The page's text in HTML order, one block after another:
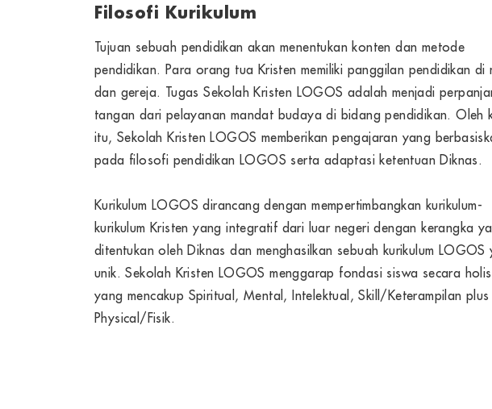
Filosofi Kurikulum
Tujuan sebuah pendidikan akan menentukan konten dan metode
pendidikan. Para orang tua Kristen memiliki panggilan pendidikan di
dan gereja. Tugas Sekolah Kristen LOGOS adalah menjadi
tangan dari pelayanan mandat budaya di bidang pendidikan. Oleh
itu, Sekolah Kristen LOGOS memberikan pengajaran yang
pada filosofi pendidikan LOGOS serta adaptasi ketentuan Diknas.
Kurikulum LOGOS dirancang dengan mempertimbangkan kurikulum-
kurikulum Kristen yang integratif dari luar negeri dengan kerangka
ditentukan oleh Diknas dan menghasilkan sebuah kurikulum LOGOS
unik. Sekolah Kristen LOGOS menggarap fondasi siswa secara
yang mencakup Spiritual, Mental, Intelektual, Skill/Keterampilan plus
Physical/Fisik.